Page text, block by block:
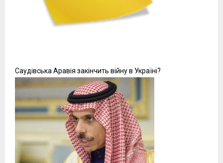
Саудівська Аравія закінчить війну в Україні?